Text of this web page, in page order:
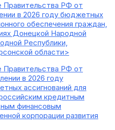
Правительства РФ от
в 2026 году бюджетных
обеспечения граждан,
Донецкой Народной
Республики,
области>
Правительства РФ от
в 2026 году
ассигнований для
кредитным
финансовым
корпорации развития